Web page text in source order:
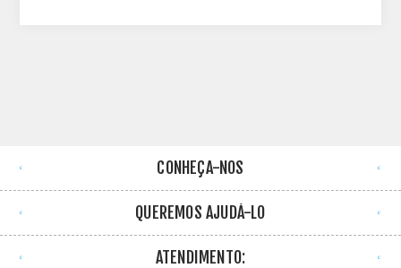
CONHEÇA-NOS
QUEREMOS AJUDÁ-LO
ATENDIMENTO: